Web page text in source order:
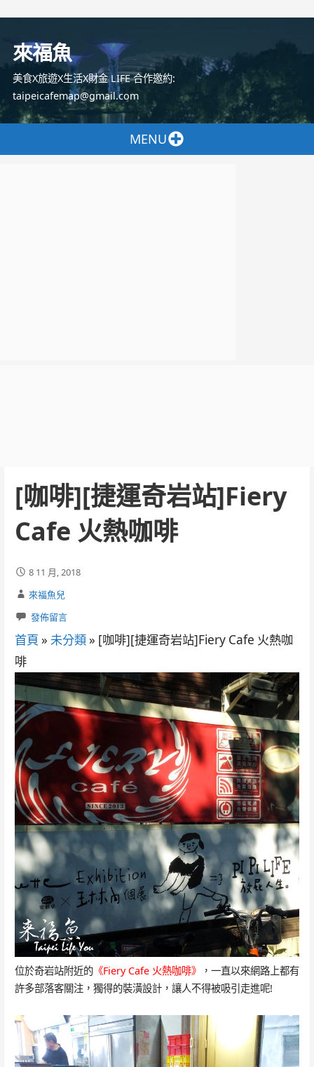
容
來福魚
美食X旅遊X生活X財金 LIFE 合作邀約:
taipeicafemap@gmail.com
MENU
[咖啡][捷運奇岩站]Fiery
Cafe 火熱咖啡
8 11 月, 2018
來福魚兒
發佈留言
首頁 » 未分類» [咖啡][捷運奇岩站]Fiery Cafe 火熱咖
啡
位於奇岩站附近的《Fiery Cafe 火熱咖啡》
，一直以來網路上都有
許多部落客關注，獨得的裝潢設計，讓人不得被吸引走進呢!